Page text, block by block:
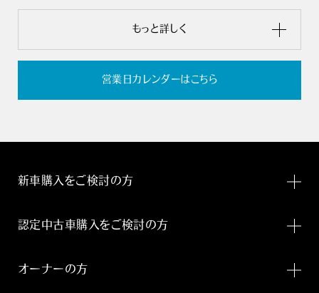
もっと詳しく
営業日カレンダーはこちら
新車購入をご検討の方
認定中古車購入をご検討の方
オーナーの方